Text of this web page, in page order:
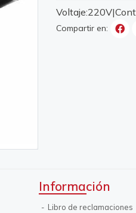
Compartir en:
Información
Libro de reclamaciones